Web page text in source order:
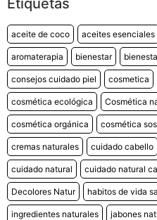
aceite de coco aceites esenciales
aromaterapia bienestar
consejos cuidado piel cosmetica
cosmética ecológica Cosmética
cosmética orgánica cosmética
cremas naturales cuidado cabello
cuidado natural cuidado natural
Decolores Natur habitos de vida
ingredientes naturales jabones